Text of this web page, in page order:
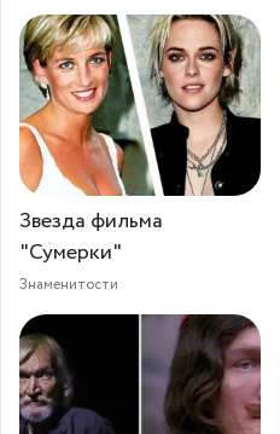
Звезда фильма
"Сумерки"
Знаменитости